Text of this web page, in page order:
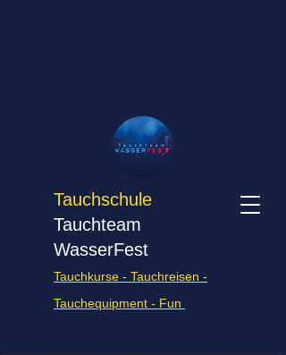
Tauchschule
Tauchteam
WasserFest
Tauchkurse - Tauchreisen -
Tauchequipment - Fun